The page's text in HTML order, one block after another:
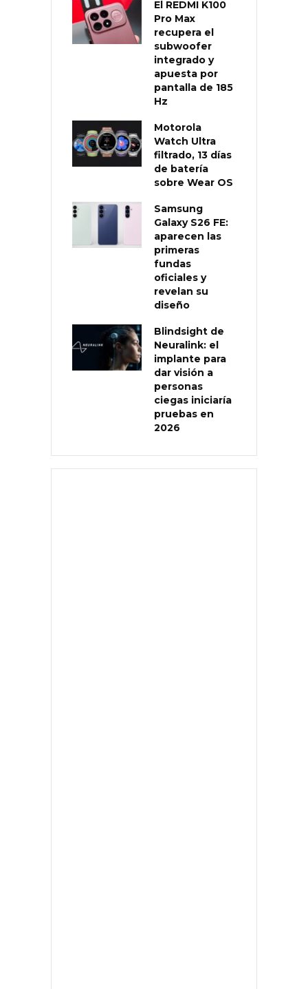
El REDMI K100
Pro Max
recupera el
subwoofer
integrado y
apuesta por
pantalla de 185
Hz
Motorola
Watch Ultra
filtrado, 13 días
de batería
sobre Wear OS
Samsung
Galaxy S26 FE:
aparecen las
primeras
fundas
oficiales y
revelan su
diseño
Blindsight de
Neuralink: el
implante para
dar visión a
personas
ciegas iniciaría
pruebas en
2026